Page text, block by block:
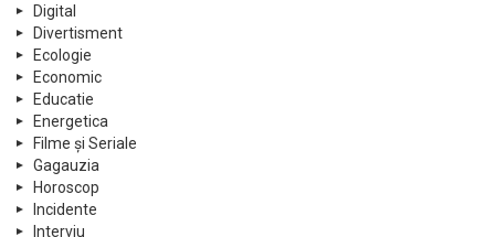
Digital
Divertisment
Ecologie
Economic
Educatie
Energetica
Filme și Seriale
Gagauzia
Horoscop
Incidente
Interviu